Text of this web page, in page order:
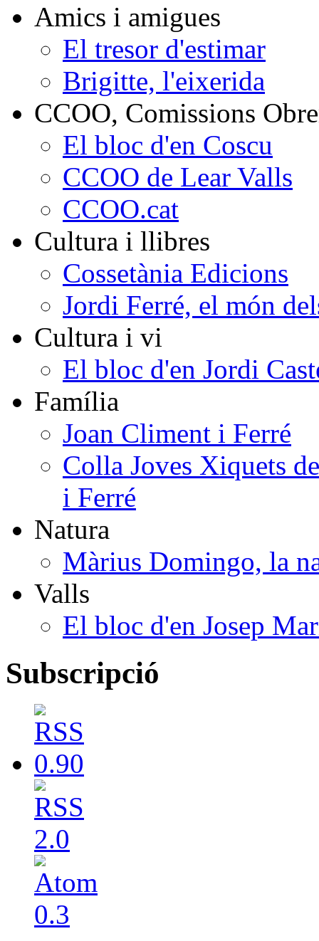
Amics i amigues
El tresor d'estimar
Brigitte, l'eixerida
CCOO, Comissions
El bloc d'en Coscu
CCOO de Lear Valls
CCOO.cat
Cultura i llibres
Cossetània Edicions
Jordi Ferré, el món
Cultura i vi
El bloc d'en Jordi
Família
Joan Climent i Ferré
Colla Joves Xiquets
i Ferré
Natura
Màrius Domingo, la
Valls
El bloc d'en Josep
Subscripció